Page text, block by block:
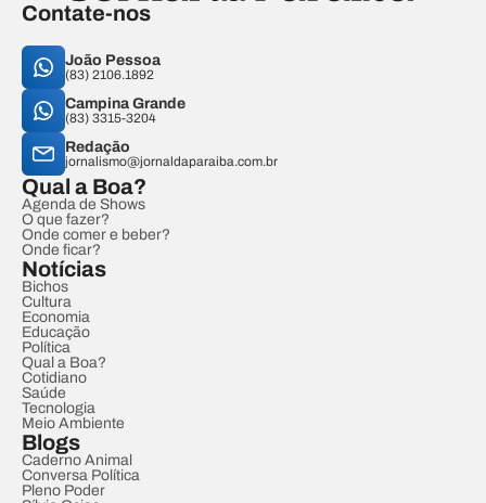
Contate-nos
João Pessoa
(83) 2106.1892
Campina Grande
(83) 3315-3204
Redação
jornalismo@jornaldaparaiba.com.br
Qual a Boa?
Agenda de Shows
O que fazer?
Onde comer e beber?
Onde ficar?
Notícias
Bichos
Cultura
Economia
Educação
Política
Qual a Boa?
Cotidiano
Saúde
Tecnologia
Meio Ambiente
Blogs
Caderno Animal
Conversa Política
Pleno Poder